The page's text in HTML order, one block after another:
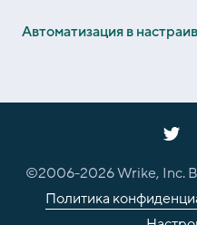
Автоматизация в
©2006-2026Wrike, Inc.
Политика